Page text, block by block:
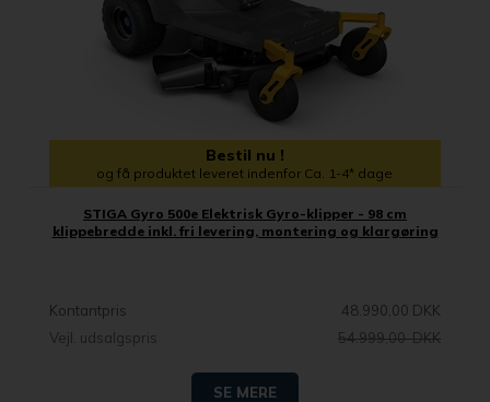
Bestil nu !
og få produktet leveret indenfor Ca. 1-4* dage
STIGA Gyro 500e Elektrisk Gyro-klipper - 98 cm
klippebredde inkl. fri levering, montering og klargøring
Kontantpris
48.990,00 DKK
Vejl. udsalgspris
54.999,00 DKK
SE MERE